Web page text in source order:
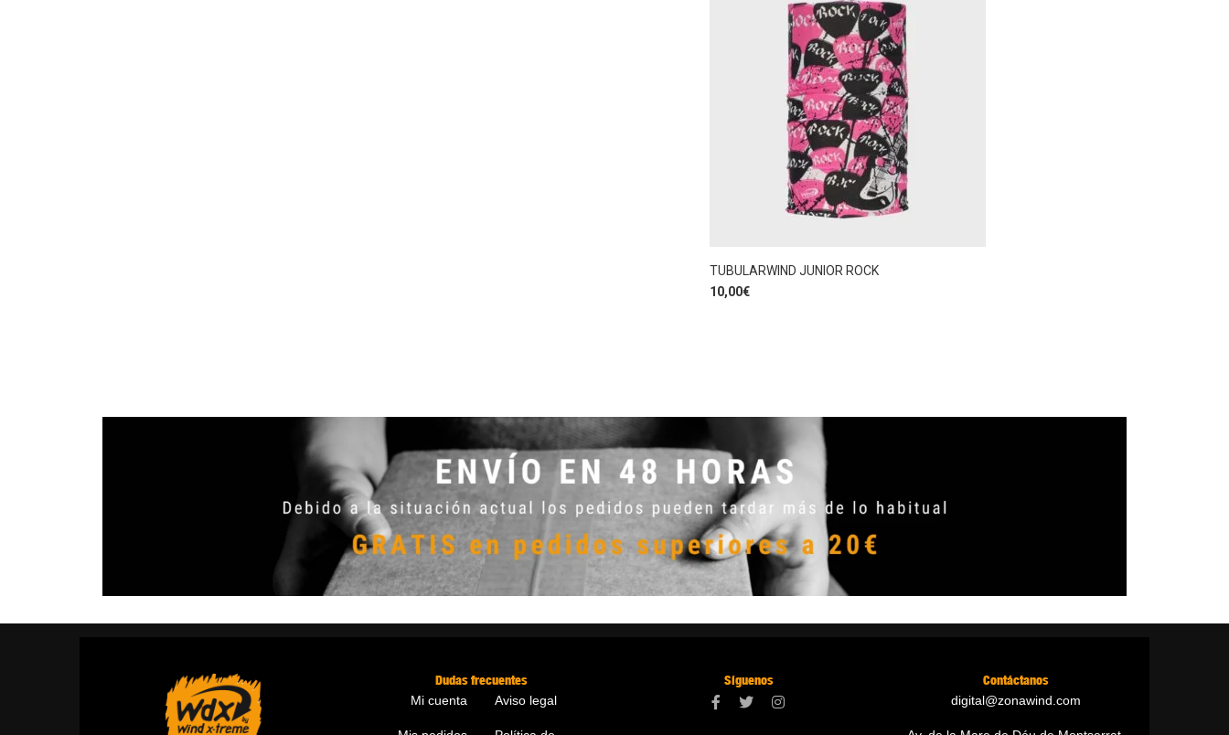
TUBULARWIND JUNIOR ROCK
10,00€
Dudas frecuentes
Mi cuenta Aviso legal
Síguenos Contáctanos
digital@zonawind.com